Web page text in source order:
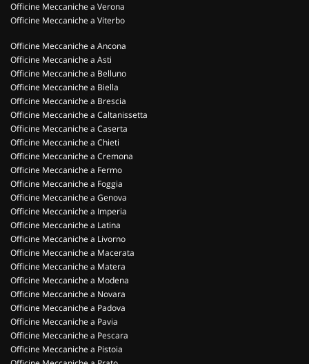
Officine Meccaniche a Verona
Officine Meccaniche a Viterbo
Officine Meccaniche a Ancona
Officine Meccaniche a Asti
Officine Meccaniche a Belluno
Officine Meccaniche a Biella
Officine Meccaniche a Brescia
Officine Meccaniche a Caltanissetta
Officine Meccaniche a Caserta
Officine Meccaniche a Chieti
Officine Meccaniche a Cremona
Officine Meccaniche a Fermo
Officine Meccaniche a Foggia
Officine Meccaniche a Genova
Officine Meccaniche a Imperia
Officine Meccaniche a Latina
Officine Meccaniche a Livorno
Officine Meccaniche a Macerata
Officine Meccaniche a Matera
Officine Meccaniche a Modena
Officine Meccaniche a Novara
Officine Meccaniche a Padova
Officine Meccaniche a Pavia
Officine Meccaniche a Pescara
Officine Meccaniche a Pistoia